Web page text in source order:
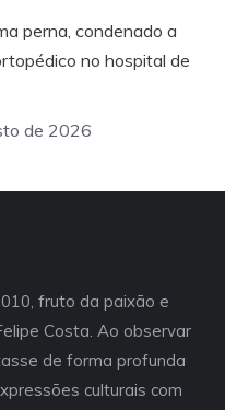
perna, condenado a
no hospital de
de 2026
fruto da paixão e
Costa. Ao observar
de forma profunda
culturais com